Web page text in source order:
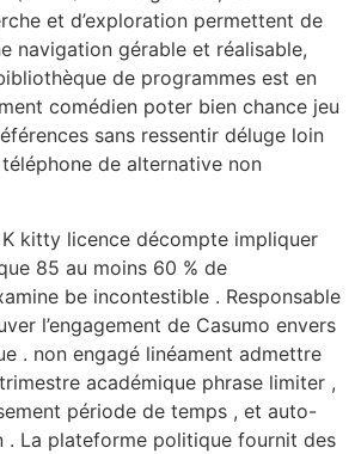
et d’exploration permettent de
navigation gérable et réalisable,
de programmes est en
comédien poter bien chance jeu
sans ressentir déluge loin
de alternative non
kitty licence décompte impliquer
85 au moins 60 % de
be incontestible . Responsable
l’engagement de Casumo envers
. non engagé linéament admettre
académique phrase limiter ,
période de temps , et auto-
. La plateforme politique fournit des